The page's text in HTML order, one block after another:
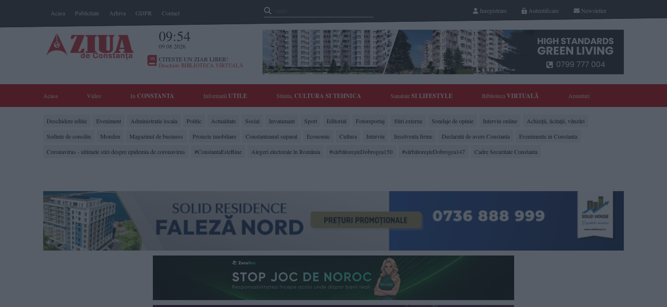
Acasa Publicitate Arhiva GDPR Contact Newsletter
Autentificare
Inregistrare
09:54
09 08 2026
CITESTE UN ZIAR LIBER!
Deschide BIBLIOTECA VIRTUALĂ
Acasa Video In CONSTANTA Informatii UTILE Stiinta, CULTURA SI TEHNICA SanatateSI LIFESTYLE BibliotecaVIRTUALĂ Anunturi
Deschidere editie Eveniment Administratie locala Politic Actualitate Social Invatamant Sport Editorial Fotoreportaj Stiri externe Sondaje de opinie Interviu online
Achiziții, licitații, vânzări
Sedinte de consiliu
Monden Magazinul de business Proiecte imobiliare Constanteanul suparat Economic Cultura Interviu Insolventa firme Declaratii de avere Constanta
Evenimente in Constanta
Coronavirus - ultimele stiri despre epidemia de coronavirus
#ConstantaEsteBine Alegeri electorale în România #sărbătoreşteDobrogea150 #sărbătoreşteDobrogea147 Cadre Securitate Constanta